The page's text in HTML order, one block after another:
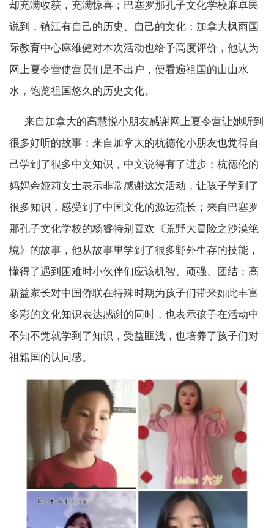
却充满收获，充满惊喜；巴塞罗那孔子文化学校麻卓民
说到，镇江有自己的历史、自己的文化；加拿大枫雨国
际教育中心麻维健对本次活动也给予高度评价，他认为
网上夏令营使营员们足不出户，便看遍祖国的山山水
水，饱览祖国悠久的历史文化。
来自加拿大的高慧悦小朋友感谢网上夏令营让她听到
很多好听的故事；来自加拿大的杭德伦小朋友也觉得自
己学到了很多中文知识，中文说得有了进步；杭德伦的
妈妈余娅莉女士表示非常感谢这次活动，让孩子学到了
很多知识，感受到了中国文化的源远流长；来自巴塞罗
那孔子文化学校的杨睿特别喜欢《荒野大冒险之沙漠绝
境》的故事，他从故事里学到了很多野外生存的技能，
懂得了遇到困难时小伙伴们应该机智、顽强、团结；高
新益家长对中国侨联在特殊时期为孩子们带来如此丰富
多彩的文化知识表达感谢的同时，也表示孩子在活动中
不知不觉就学到了知识，受益匪浅，也培养了孩子们对
祖籍国的认同感。